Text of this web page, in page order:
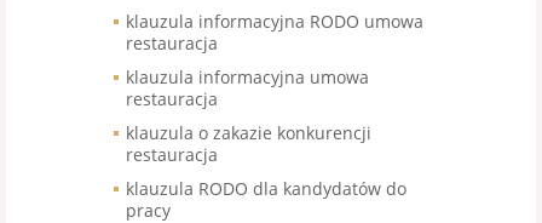
klauzula informacyjna RODO umowa
restauracja
klauzula informacyjna umowa
restauracja
klauzula o zakazie konkurencji
restauracja
klauzula RODO dla kandydatów do
pracy